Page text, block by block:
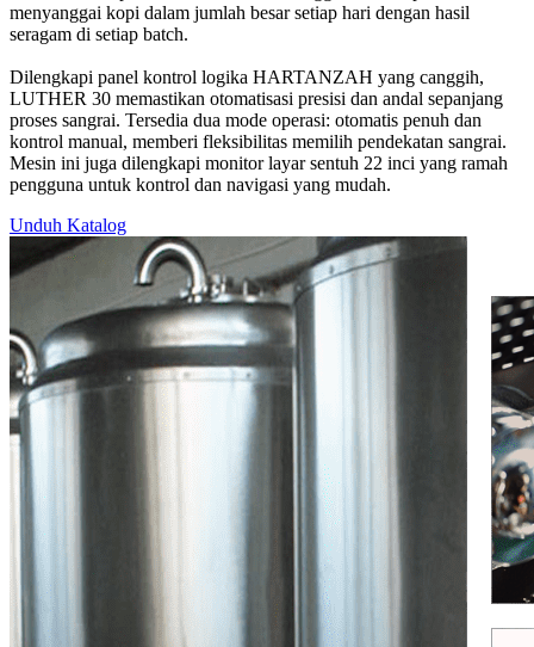
menyanggai kopi dalam jumlah besar setiap hari dengan hasil
seragam di setiap batch.
Dilengkapi panel kontrol logika HARTANZAH yang canggih,
LUTHER 30 memastikan otomatisasi presisi dan andal sepanjang
proses sangrai. Tersedia dua mode operasi: otomatis penuh dan
kontrol manual, memberi fleksibilitas memilih pendekatan sangrai.
Mesin ini juga dilengkapi monitor layar sentuh 22 inci yang ramah
pengguna untuk kontrol dan navigasi yang mudah.
Unduh Katalog